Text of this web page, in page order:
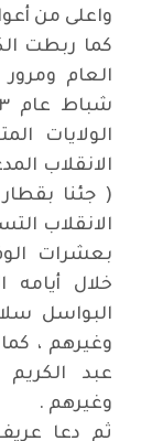
واعلى من
كما ربطت
الولايات
الانقلاب
( جئنا
الانقلاب
بعشرات
خلال أيامه
البواسل
عبد
وغيرهم .
ثم دعا